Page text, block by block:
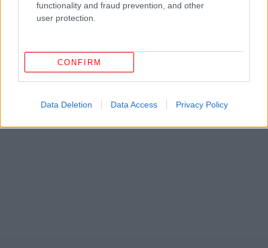
functionality and fraud prevention, and other
user protection.
CONFIRM
Data Deletion Data Access Privacy Policy
ΔΕΙΤΕ ΕΠΙΣΗΣ